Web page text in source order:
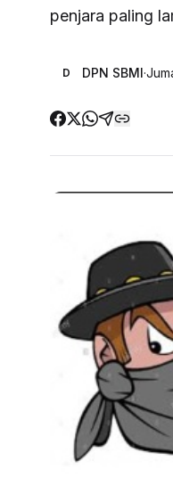
penjara paling
D DPN SBMI·